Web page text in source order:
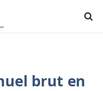
brut en